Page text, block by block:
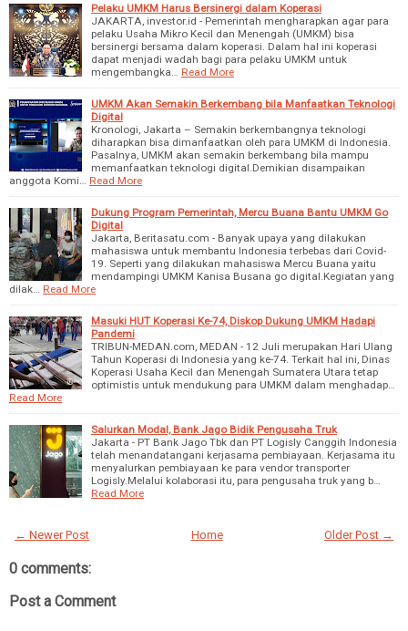
Pelaku UMKM Harus Bersinergi dalam Koperasi
JAKARTA, investor.id - Pemerintah mengharapkan agar para
pelaku Usaha Mikro Kecil dan Menengah (UMKM) bisa
bersinergi bersama dalam koperasi. Dalam hal ini koperasi
dapat menjadi wadah bagi para pelaku UMKM untuk
mengembangka…
Read More
UMKM Akan Semakin Berkembang bila Manfaatkan Teknologi
Digital
Kronologi, Jakarta – Semakin berkembangnya teknologi
diharapkan bisa dimanfaatkan oleh para UMKM di Indonesia.
Pasalnya, UMKM akan semakin berkembang bila mampu
memanfaatkan teknologi digital.Demikian disampaikan
anggota Komi…
Read More
Dukung Program Pemerintah, Mercu Buana Bantu UMKM Go
Digital
Jakarta, Beritasatu.com - Banyak upaya yang dilakukan
mahasiswa untuk membantu Indonesia terbebas dari Covid-
19. Seperti yang dilakukan mahasiswa Mercu Buana yaitu
mendampingi UMKM Kanisa Busana go digital.Kegiatan yang
dilak…
Read More
Masuki HUT Koperasi Ke-74, Diskop Dukung UMKM Hadapi
Pandemi
TRIBUN-MEDAN.com, MEDAN - 12 Juli merupakan Hari Ulang
Tahun Koperasi di Indonesia yang ke-74. Terkait hal ini, Dinas
Koperasi Usaha Kecil dan Menengah Sumatera Utara tetap
optimistis untuk mendukung para UMKM dalam menghadap…
Read More
Salurkan Modal, Bank Jago Bidik Pengusaha Truk
Jakarta - PT Bank Jago Tbk dan PT Logisly Canggih Indonesia
telah menandatangani kerjasama pembiayaan. Kerjasama itu
menyalurkan pembiayaan ke para vendor transporter
Logisly.Melalui kolaborasi itu, para pengusaha truk yang b…
Read More
← Newer Post Older Post →
Home
0 comments:
Post a Comment